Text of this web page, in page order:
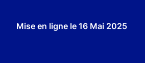
Mise en ligne le 16 Mai 2025